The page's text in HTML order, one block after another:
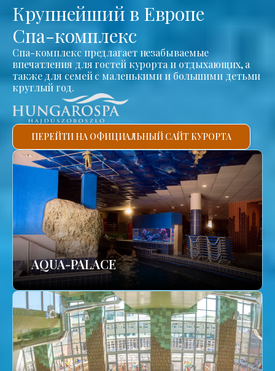
Крупнейший в Европе
Спа-комплекс
Спа-комплекс предлагает незабываемые
впечатления для гостей курорта и отдыхающих, а
также для семей с маленькими и большими детьми
круглый год.
ПЕРЕЙТИ НА ОФИЦИАЛЬНЫЙ САЙТ КУРОРТА
AQUA-PALACE